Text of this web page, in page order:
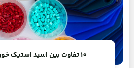
10 تفاوت بین اسید استیک خوراکی و صنعتی